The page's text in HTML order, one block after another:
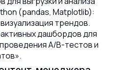
(pandas, Matplotlib):
трендов.
дашбордов для
A/B-тестов и